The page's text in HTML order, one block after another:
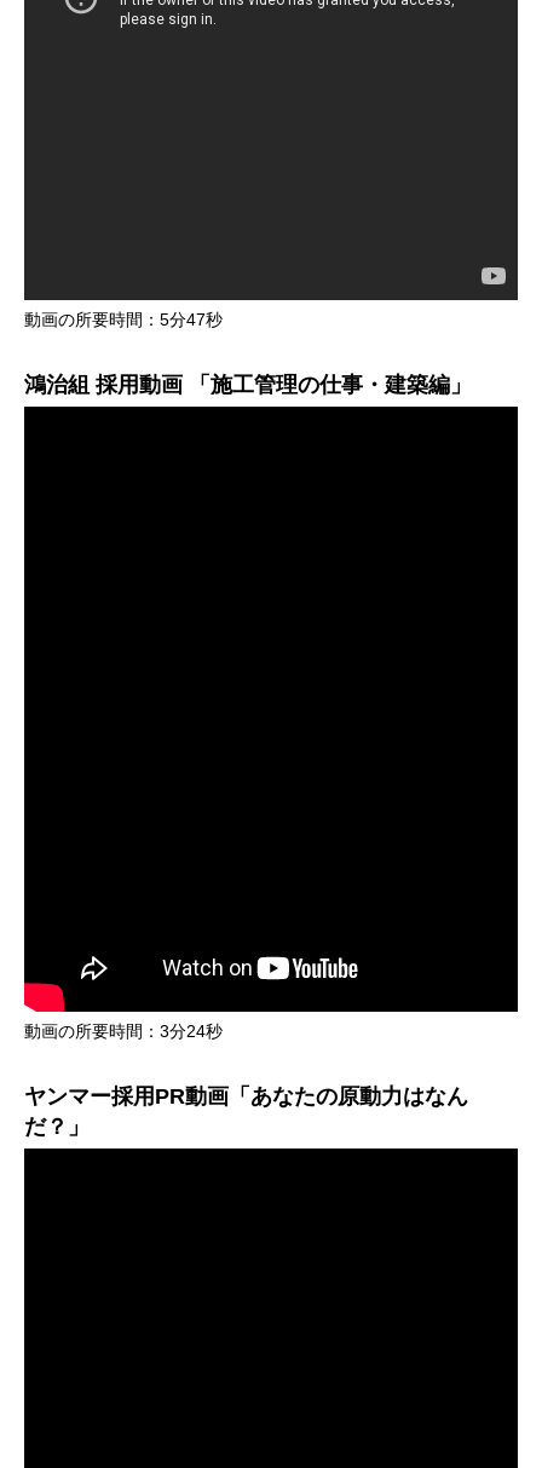
動画の所要時間：5分47秒
鴻治組 採用動画 「施工管理の仕事・建築編」
動画の所要時間：3分24秒
ヤンマー採用PR動画「あなたの原動力はなん
だ？」